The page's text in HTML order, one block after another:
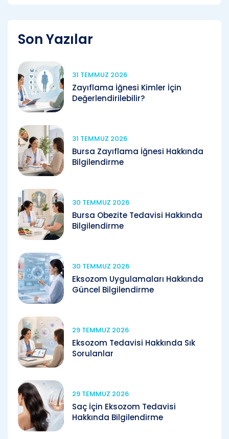
Son Yazılar
31 TEMMUZ 2026
Zayıflama İğnesi Kimler İçin
Değerlendirilebilir?
31 TEMMUZ 2026
Bursa Zayıflama İğnesi Hakkında
Bilgilendirme
30 TEMMUZ 2026
Bursa Obezite Tedavisi Hakkında
Bilgilendirme
30 TEMMUZ 2026
Eksozom Uygulamaları Hakkında
Güncel Bilgilendirme
29 TEMMUZ 2026
Eksozom Tedavisi Hakkında Sık
Sorulanlar
29 TEMMUZ 2026
Saç İçin Eksozom Tedavisi
Hakkında Bilgilendirme